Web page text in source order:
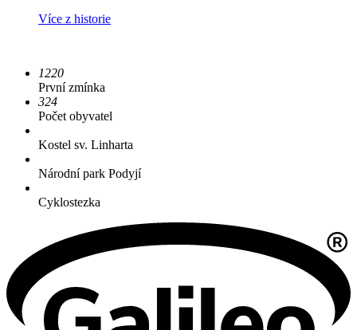
Více z historie
1220
První zmínka
324
Počet obyvatel
Kostel sv. Linharta
Národní park Podyjí
Cyklostezka